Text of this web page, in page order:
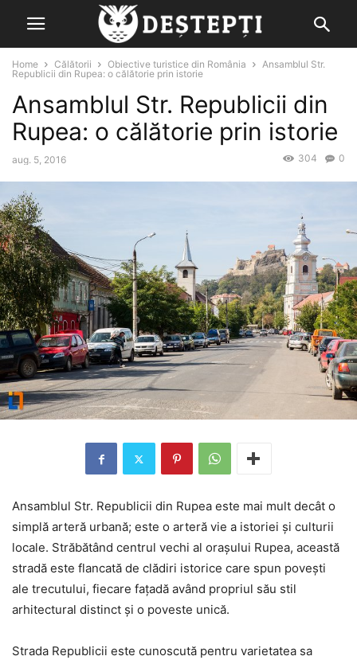
Home Călătorii Obiective turistice din România
Ansamblul Str.
Republicii din Rupea: o călătorie prin istorie
Ansamblul Str. Republicii din
Rupea: o călătorie prin istorie
aug. 5, 2016 0
304
Ansamblul Str. Republicii din Rupea este mai mult decât o
simplă arteră urbană; este o arteră vie a istoriei și culturii
locale. Străbătând centrul vechi al orașului Rupea, această
stradă este flancată de clădiri istorice care spun povești
ale trecutului, fiecare fațadă având propriul său stil
arhitectural distinct și o poveste unică.
Strada Republicii este cunoscută pentru varietatea sa